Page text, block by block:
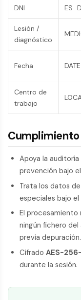
DNI
Lesión /
diagnóstico
Fecha
Centro de
trabajo
Apoya la
prevención bajo el
Trata los datos
especiales bajo el
El
ningún fichero
previa depuración.
Cifrado AES-
durante la sesión.